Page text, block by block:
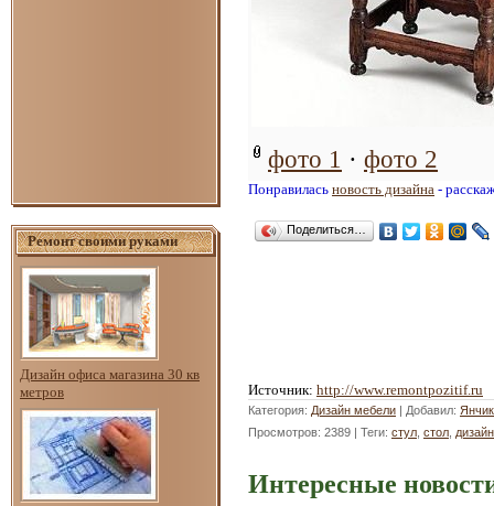
Ремонт своими руками
Дизайн офиса магазина 30 кв
метров
фото 1 · фото 2
Понравилась новость дизайна -
Поделиться…
Источник: http://www.remontpozitif.ru
Категория: Дизайн мебели | Добавил: Янчик
Просмотров: 2389 | Теги: стул стол дизайн
Интересные